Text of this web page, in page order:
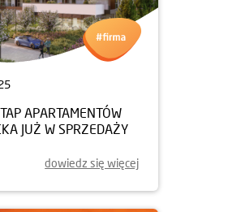
APARTAMENTÓW
JUŻ W SPRZEDAŻY
dowiedz się więcej